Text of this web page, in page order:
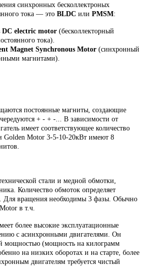
синхронных бесколлектроных
тока — это BLDC или PMSM:
electric motor (бесколлекторный
тока).
Magnet Synchronous Motor (синхронный
магнитами).
постоянные магниты, создающие
+ - + -... В зависимости от
имеет соответствующее количество
Golden Motor 3-5-10-20кВт имеют 8
стали и медной обмотки,
Количество обмоток определяет
Для вращения необходимы 3 фазы. Обычно
в т.ч.
более высокие эксплуатационные
с асинхронными двигателями. Он
мощностью (мощность на килограмм
на низких оборотах и на старте, более
двигателям требуется чистый